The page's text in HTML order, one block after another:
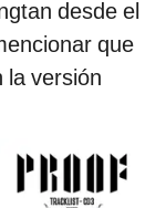
desde el
que
la versión